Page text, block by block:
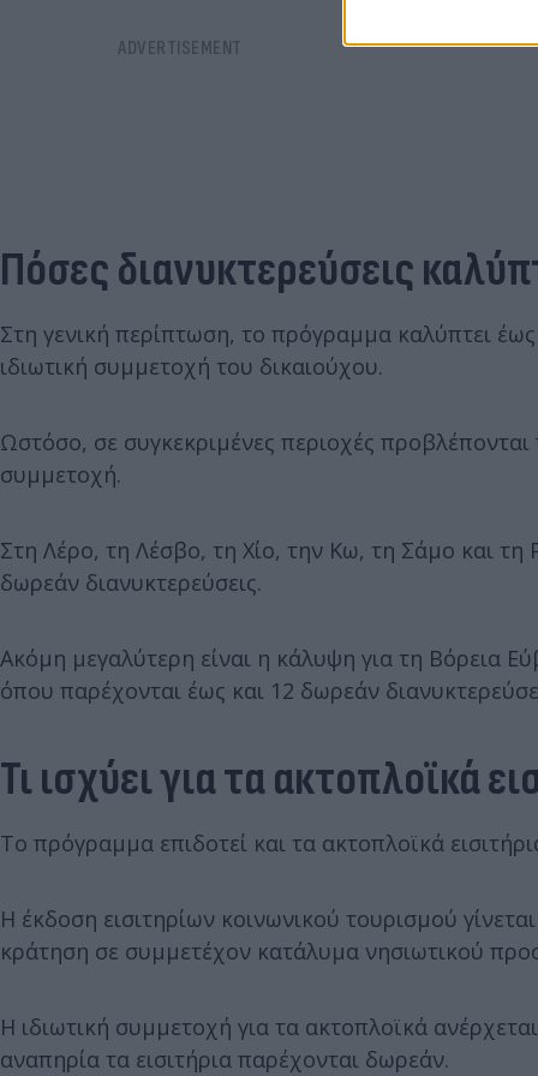
Πόσες διανυκτερεύσεις
Στη γενική περίπτωση, το πρόγραμμα καλύπτει
ιδιωτική συμμετοχή του δικαιούχου.
Ωστόσο, σε συγκεκριμένες περιοχές προβλέπονται
συμμετοχή.
Στη Λέρο, τη Λέσβο, τη Χίο, την Κω, τη Σάμο και
δωρεάν διανυκτερεύσεις.
Ακόμη μεγαλύτερη είναι η κάλυψη για τη Βόρεια
όπου παρέχονται έως και 12 δωρεάν
Τι ισχύει για τα ακτοπλοϊκά
Το πρόγραμμα επιδοτεί και τα ακτοπλοϊκά
Η έκδοση εισιτηρίων κοινωνικού τουρισμού
κράτηση σε συμμετέχον κατάλυμα νησιωτικού
Η ιδιωτική συμμετοχή για τα ακτοπλοϊκά
αναπηρία τα εισιτήρια παρέχονται δωρεάν.